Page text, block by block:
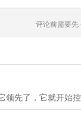
评论前需要先
领先了，它就开始